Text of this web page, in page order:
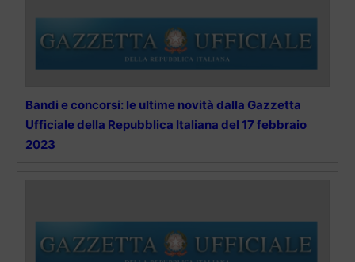
Bandi e concorsi: le ultime novità dalla Gazzetta
Ufficiale della Repubblica Italiana del 17 febbraio
2023